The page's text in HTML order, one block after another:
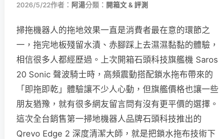
2026/5/22作者： 阿湯分類： 開箱文 & 評測
掃拖機器人的拖地效果一直是消費者最在意的環節之
一，拖完地板殘留水漬、赤腳踩上去濕濕黏黏的體驗，
相信很多人都經歷過。上次開箱石頭科技旗艦機 Saros
20 Sonic 聲波騎士時，高頻震動搭配鎖水拖布帶來的
「即拖即乾」體驗讓不少人心動，但旗艦價格也讓一些
朋友猶豫，就有很多網友留言問有沒有更平價的選擇。
這次全台銷售第一掃地機器人品牌石頭科技推出的
Qrevo Edge 2 深度清潔大師，就是把鎖水拖布技術下